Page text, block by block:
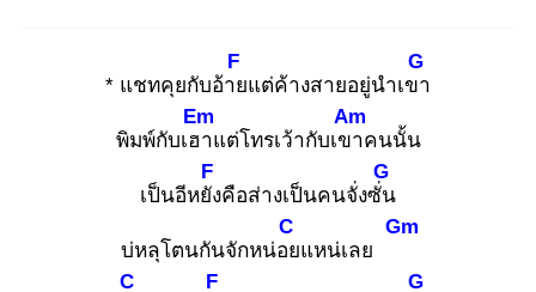
* แชทคุยกับอ้าย
F
แต่ค้างสายอยู่นำเขา
G
พิมพ์กับเฮา
Em
แต่โทรเว้ากับเขา
Am
คนนั้น
เป็นอีหยัง
F
คือส่างเป็นคนจั่งซั่น
G
บ่หลุโตนกันจักหน่อย
C
แหน่เลย
Gm
C
F
G